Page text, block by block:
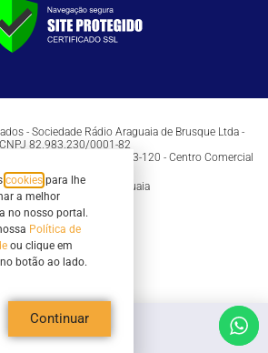
- Sociedade Rádio Araguaia de Brusque Ltda -
CNPJ 82.983.230/0001-82
II, Brusque, SC - 88353-120 - Centro Comercial
Geschäftshaus - Sl 21/22
© 2026 | Rádio Araguaia
cookies para lhe
a melhor
no nosso portal.
Política de
ou clique em
botão ao lado.
Continuar